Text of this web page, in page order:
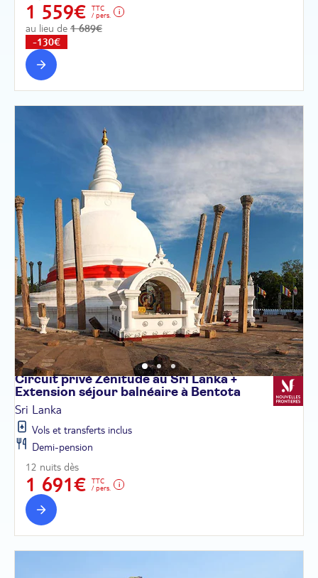
1 559€
TTC
/ pers.
au lieu de 1 689€
-130€
Circuit privé Zénitude au Sri Lanka +
Extension séjour balnéaire à Bentota
Sri Lanka
Vols et transferts inclus
Demi-pension
12 nuits dès
1 691€
TTC
/ pers.